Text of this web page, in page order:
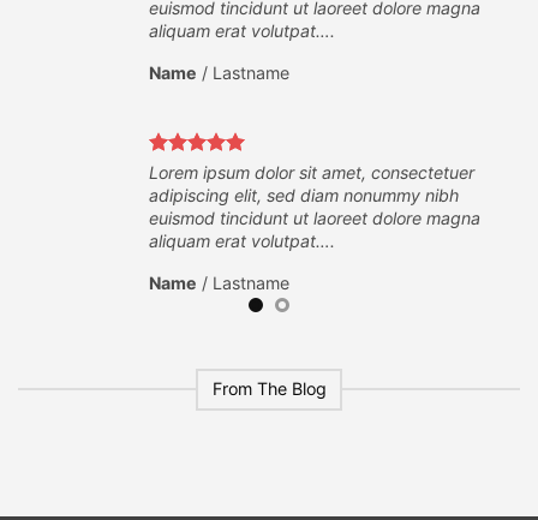
euismod tincidunt ut laoreet dolore magna
aliquam erat volutpat….
Name / Lastname
Lorem ipsum dolor sit amet, consectetuer
adipiscing elit, sed diam nonummy nibh
euismod tincidunt ut laoreet dolore magna
aliquam erat volutpat….
Name / Lastname
From The Blog